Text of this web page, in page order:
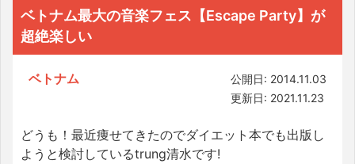
ベトナム最大の音楽フェス【Escape Party】が
超絶楽しい
ベトナム
公開日: 2014.11.03
更新日: 2021.11.23
どうも！最近痩せてきたのでダイエット本でも出版し
ようと検討しているtrung清水です!